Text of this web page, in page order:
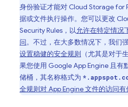
身份验证才能对 Cloud Storage for
据或文件执行操作。您可以更改
Security Rules ，以允许在特定情况
问。不过，在大多数情况下，我们
设置稳健的安全规则 （尤其是对于
果您使用 GoogleApp Engine 且有
储桶，其名称格式为
全规则对App Engine文件的访问有